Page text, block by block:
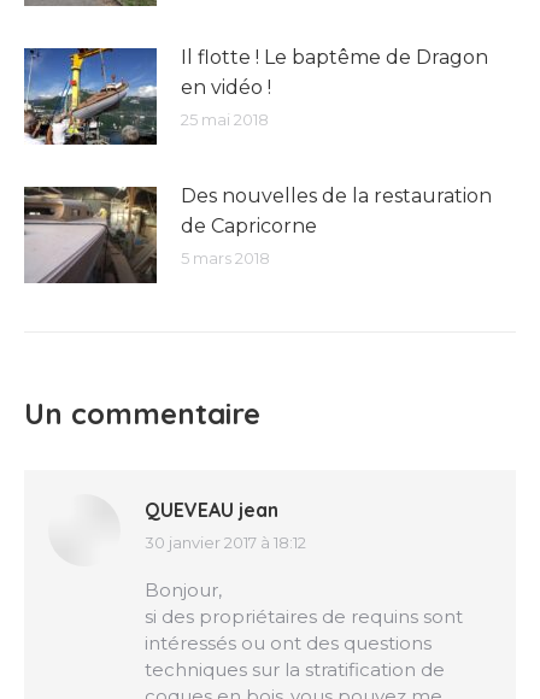
Il flotte ! Le baptême de Dragon
en vidéo !
25 mai 2018
Des nouvelles de la restauration
de Capricorne
5 mars 2018
Un commentaire
QUEVEAU jean
dit
30 janvier 2017 à 18:12
Bonjour,
si des propriétaires de requins sont
intéressés ou ont des questions
techniques sur la stratification de